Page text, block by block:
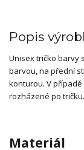
Popis
Unisex tričko barvy
barvou, na přední
konturou. V
rozházené po tričku.
Materiál